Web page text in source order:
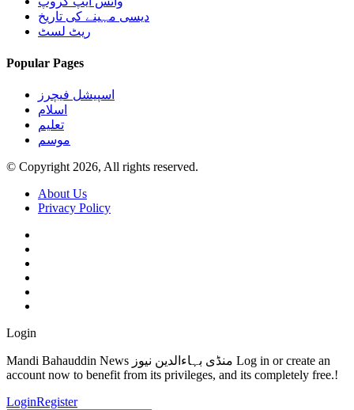
دیسی مہینے کی تاریخ
ریٹ لسٹ
Popular Pages
اسپیشل فیچرز
اسلام
تعلیم
موسم
© Copyright 2026, All rights reserved.
About Us
Privacy Policy
Login
Mandi Bahauddin News منڈی بہاءالدین نیوز Log in or create an
account now to benefit from its privileges, and its completely free.!
LoginRegister